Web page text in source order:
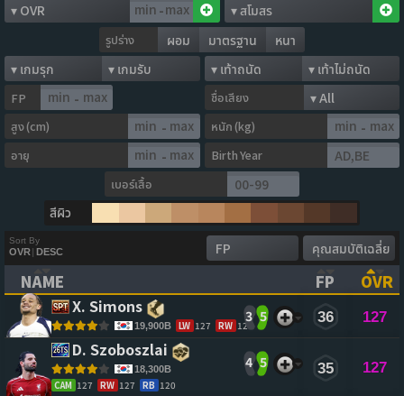
-
รูปร่าง ผอม มาตรฐาน หนา
FP -
ชื่อเสียง
สูง (cm)
- หนัก (kg) -
อายุ -
Birth Year
เบอร์เสื้อ
สีผิว
Sort By
OVR| DESC
NAME
(CLICK TO CLEAR SORTING)
FP
OVR
X. Simons
19,900B LW 127 RW 127
3 5 36 127
D. Szoboszlai
18,300B
CAM 127 RW 127 RB 120
4 5 35 127